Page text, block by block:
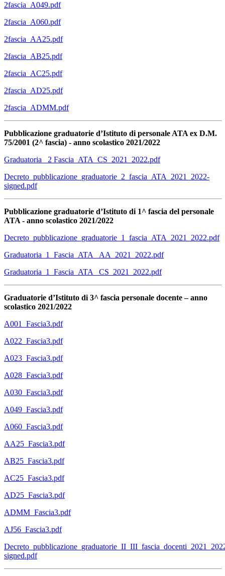
2fascia_A049.pdf
2fascia_A060.pdf
2fascia_AA25.pdf
2fascia_AB25.pdf
2fascia_AC25.pdf
2fascia_AD25.pdf
2fascia_ADMM.pdf
Pubblicazione graduatorie d’Istituto di personale ATA ex D.M.
75/2001 (2^ fascia) - anno scolastico 2021/2022
Graduatoria _2 Fascia_ATA_CS_2021_2022.pdf
Decreto_pubblicazione_graduatorie_2_fascia_ATA_2021_2022-
signed.pdf
Pubblicazione graduatorie d’Istituto di 1^ fascia del personale
ATA - anno scolastico 2021/2022
Decreto_pubblicazione_graduatorie_1_fascia_ATA_2021_2022.pdf
Graduatoria_1_Fascia_ATA _AA_2021_2022.pdf
Graduatoria_1_Fascia_ATA _CS_2021_2022.pdf
Graduatorie d’Istituto di 3^ fascia personale docente – anno
scolastico 2021/2022
A001_Fascia3.pdf
A022_Fascia3.pdf
A023_Fascia3.pdf
A028_Fascia3.pdf
A030_Fascia3.pdf
A049_Fascia3.pdf
A060_Fascia3.pdf
AA25_Fascia3.pdf
AB25_Fascia3.pdf
AC25_Fascia3.pdf
AD25_Fascia3.pdf
ADMM_Fascia3.pdf
AJ56_Fascia3.pdf
signed.pdf